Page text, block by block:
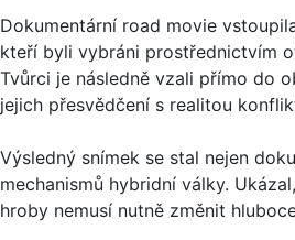
Dokumentární road movie
kteří byli vybráni prostřednictvím
Tvůrci je následně vzali přímo do
jejich přesvědčení s realitou
Výsledný snímek se stal nejen
mechanismů hybridní války.
hroby nemusí nutně změnit